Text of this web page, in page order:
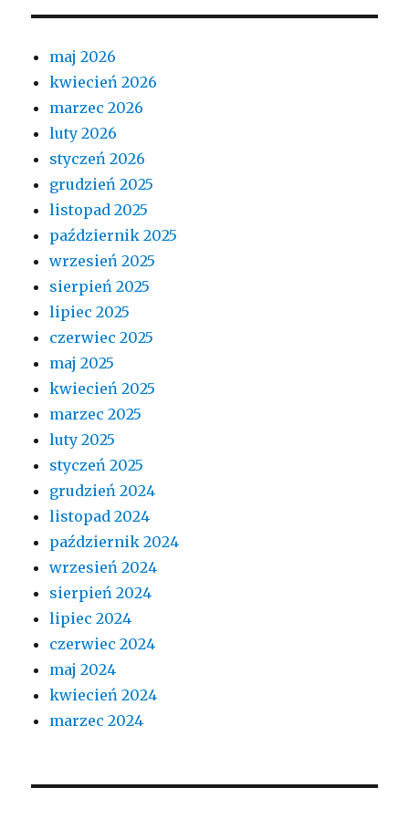
maj 2026
kwiecień 2026
marzec 2026
luty 2026
styczeń 2026
grudzień 2025
listopad 2025
październik 2025
wrzesień 2025
sierpień 2025
lipiec 2025
czerwiec 2025
maj 2025
kwiecień 2025
marzec 2025
luty 2025
styczeń 2025
grudzień 2024
listopad 2024
październik 2024
wrzesień 2024
sierpień 2024
lipiec 2024
czerwiec 2024
maj 2024
kwiecień 2024
marzec 2024